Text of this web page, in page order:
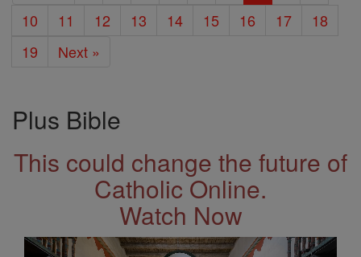
10
11 12 13 14 15 16 17
18
19
Next »
Plus Bible
This could change the future of
Catholic Online.
Watch Now